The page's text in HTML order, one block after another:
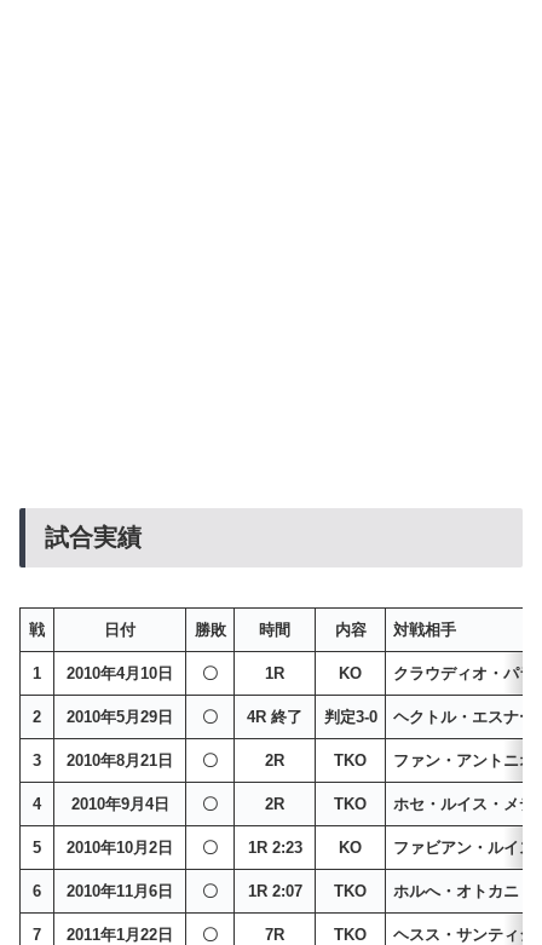
試合実績
戦 日付 勝敗 時間 内容 対戦相手
1 2010年4月10日 〇 1R KO クラウディオ・パラ
2 2010年5月29日 〇 4R 終了 判定3-0 ヘクトル・エスナー
3 2010年8月21日 〇 2R TKO ファン・アントニオ
4 2010年9月4日 〇 2R TKO ホセ・ルイス・メデ
5 2010年10月2日 〇 1R 2:23 KO ファビアン・ルイス
6 2010年11月6日 〇 1R 2:07 TKO ホルへ・オトカニ
7 2011年1月22日 〇 7R TKO ヘスス・サンティジ